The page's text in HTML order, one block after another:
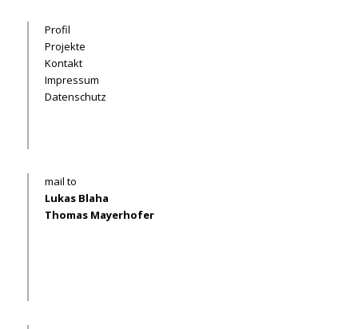
Profil
Projekte
Kontakt
Impressum
Datenschutz
mail to
Lukas Blaha
Thomas Mayerhofer